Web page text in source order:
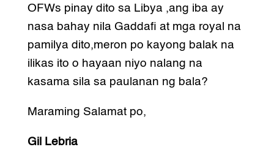
OFWs pinay dito sa Libya ,ang iba ay
nasa bahay nila Gaddafi at mga royal na
pamilya dito,meron po kayong balak na
ilikas ito o hayaan niyo nalang na
kasama sila sa paulanan ng bala?
Maraming Salamat po,
Gil Lebria